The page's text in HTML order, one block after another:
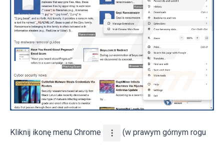
Kliknij ikonę menu Chrome (w prawym górnym rogu